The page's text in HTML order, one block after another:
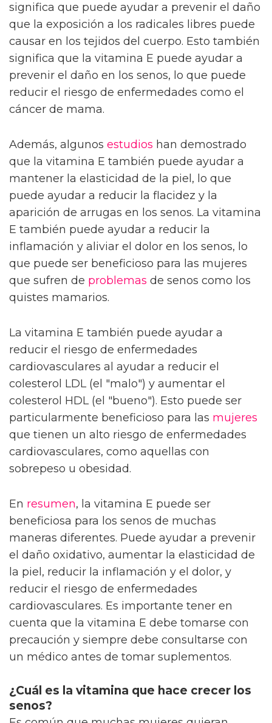
significa que puede ayudar a prevenir el daño
que la exposición a los radicales libres puede
causar en los tejidos del cuerpo. Esto también
significa que la vitamina E puede ayudar a
prevenir el daño en los senos, lo que puede
reducir el riesgo de enfermedades como el
cáncer de mama.
Además, algunos estudios han demostrado
que la vitamina E también puede ayudar a
mantener la elasticidad de la piel, lo que
puede ayudar a reducir la flacidez y la
aparición de arrugas en los senos. La vitamina
E también puede ayudar a reducir la
inflamación y aliviar el dolor en los senos, lo
que puede ser beneficioso para las mujeres
que sufren de problemas de senos como los
quistes mamarios.
La vitamina E también puede ayudar a
reducir el riesgo de enfermedades
cardiovasculares al ayudar a reducir el
colesterol LDL (el "malo") y aumentar el
colesterol HDL (el "bueno"). Esto puede ser
particularmente beneficioso para las mujeres
que tienen un alto riesgo de enfermedades
cardiovasculares, como aquellas con
sobrepeso u obesidad.
En resumen, la vitamina E puede ser
beneficiosa para los senos de muchas
maneras diferentes. Puede ayudar a prevenir
el daño oxidativo, aumentar la elasticidad de
la piel, reducir la inflamación y el dolor, y
reducir el riesgo de enfermedades
cardiovasculares. Es importante tener en
cuenta que la vitamina E debe tomarse con
precaución y siempre debe consultarse con
un médico antes de tomar suplementos.
¿Cuál es la vitamina que hace crecer los
senos?